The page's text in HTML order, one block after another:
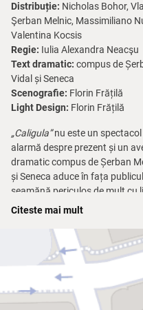
Distribuție: Nicholas Bohor,
Şerban Melnic, Massimiliano
Valentina Kocsis
Regie: Iulia Alexandra Neacşu
Text dramatic: compus de
Vidal și Seneca
Scenografie: Florin Frățilă
Light Design: Florin Frățilă
„Caligula”nu este un
alarmă despre prezent și un
dramatic compus de Șerban
și Seneca aduce în fața
seamănă periculos de mult cu
promite libertate, dar în
totul îi este permis.
Acest spectacol merită văzut
naște tirania, nu doar despre
oboseala și lipsa de reacție
monștri. Despre cum ajungem,
Citeste mai mult